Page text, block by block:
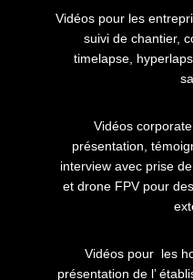
Vidéos pour les
suivi de chantier,
timelapse,
Vidéos
présentation,
interview avec prise
et drone FPV pour
Vidéos pour les
présentation de l’